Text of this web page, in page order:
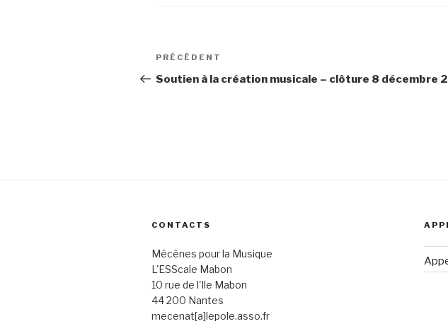
Navigation
de
Article
précédent
PRÉCÉDENT
Soutien à la création musicale – clôture 8 décembre
CONTACTS
Mécènes pour la Musique
L'ESScale Mabon
10 rue de l'Ile Mabon
44 200 Nantes
mecenat[a]lepole.asso.fr